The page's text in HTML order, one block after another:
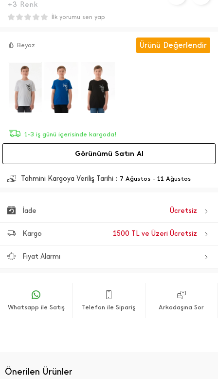
+3 Renk
İlk yorumu sen yap
Beyaz Ürünü Değerlendir
1-3 iş günü içerisinde kargoda!
Görünümü Satın Al
Tahmini Kargoya Veriliş Tarihi : 7 Ağustos - 11 Ağustos
İade Ücretsiz
Kargo 1500 TL ve Üzeri Ücretsiz
Fiyat Alarmı
Whatsapp ile Satış Telefon ile Sipariş Arkadaşına Sor
Önerilen Ürünler